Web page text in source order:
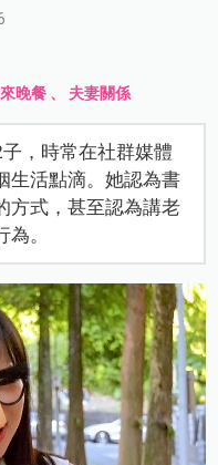
晚餐 、 夫妻關係
，時常在社群媒體
生活點滴。她認為書
方式，甚至認為講老
。